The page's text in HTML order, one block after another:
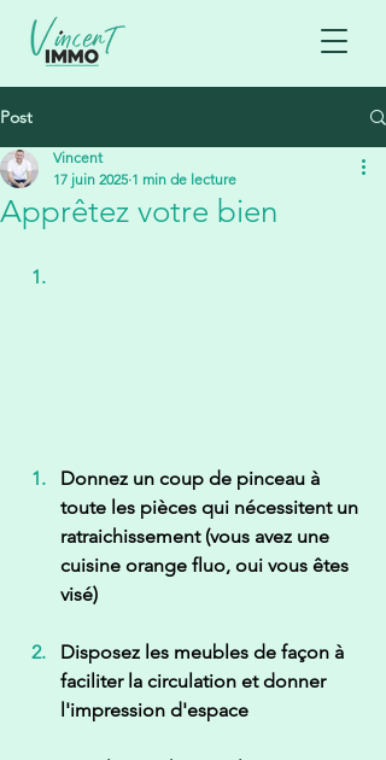
Post
Apprêtez votre bien
Vincent
17 juin 2025 1 min de lecture
Donnez un coup de pinceau à
toute les pièces qui nécessitent un
ratraichissement (vous avez une
cuisine orange fluo, oui vous êtes
visé)
Disposez les meubles de façon à
faciliter la circulation et donner
l'impression d'espace